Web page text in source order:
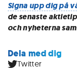
Signa upp dig på
de senaste
och nyheterna
Dela med dig
Twitter